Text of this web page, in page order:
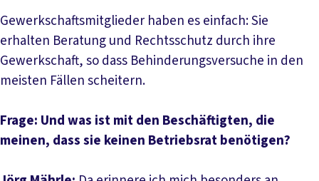
Gewerkschaftsmitglieder haben es einfach: Sie
erhalten Beratung und Rechtsschutz durch ihre
Gewerkschaft, so dass Behinderungsversuche in den
meisten Fällen scheitern.
Frage: Und was ist mit den Beschäftigten, die
meinen, dass sie keinen Betriebsrat benötigen?